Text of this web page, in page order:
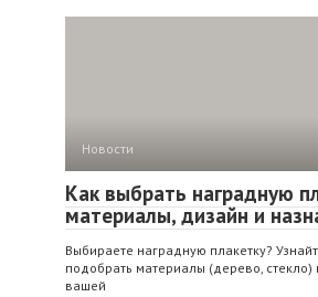
Новости
Как выбрать наградную
материалы, дизайн и
Выбираете наградную плакетку?
подобрать материалы (дерево, стекло)
вашей